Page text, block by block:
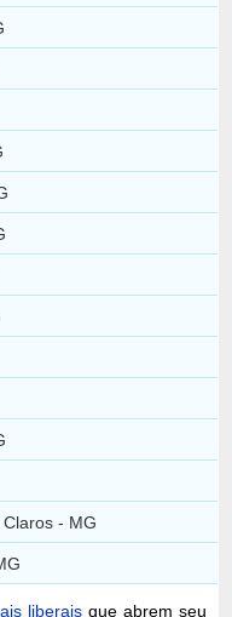
- MG
liberaisque abrem seu